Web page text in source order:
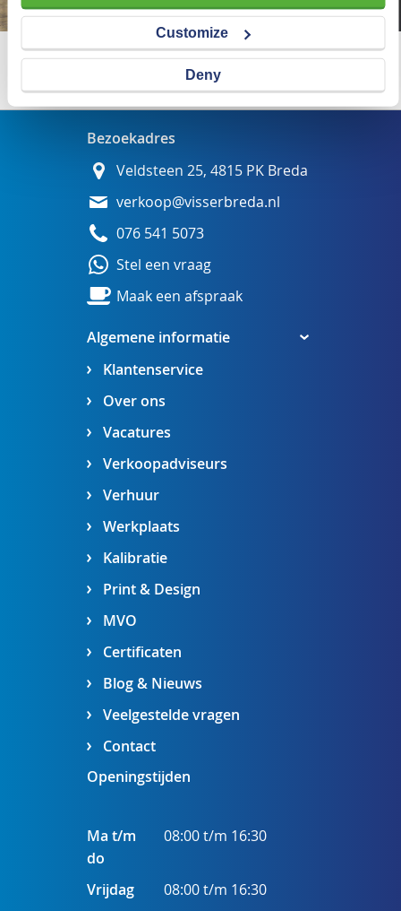
Customize
Deny
Wij adviseren u graag
Algemene informatie
Klantenservice
Over ons
Vacatures
Verkoopadviseurs
Verhuur
Werkplaats
Kalibratie
Print & Design
MVO
Certificaten
Blog & Nieuws
Veelgestelde vragen
Contact
Bezoekadres
Veldsteen 25, 4815 PK Breda
verkoop@visserbreda.nl
076 541 5073
Stel een vraag
Maak een afspraak
Openingstijden
Ma t/m
do
08:00 t/m 16:30
Vrijdag 08:00 t/m 16:30